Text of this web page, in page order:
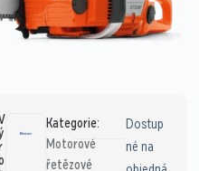
Kategorie:
Motorové
řetězové
Dostup
né na